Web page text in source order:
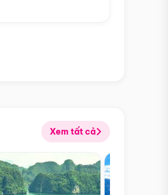
Xem tất cả